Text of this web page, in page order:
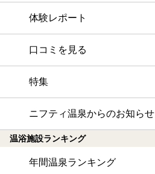
体験レポート
口コミを見る
特集
ニフティ温泉からのお知らせ
温浴施設ランキング
年間温泉ランキング